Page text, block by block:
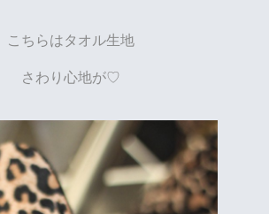
こちらはタオル生地
さわり心地が♡